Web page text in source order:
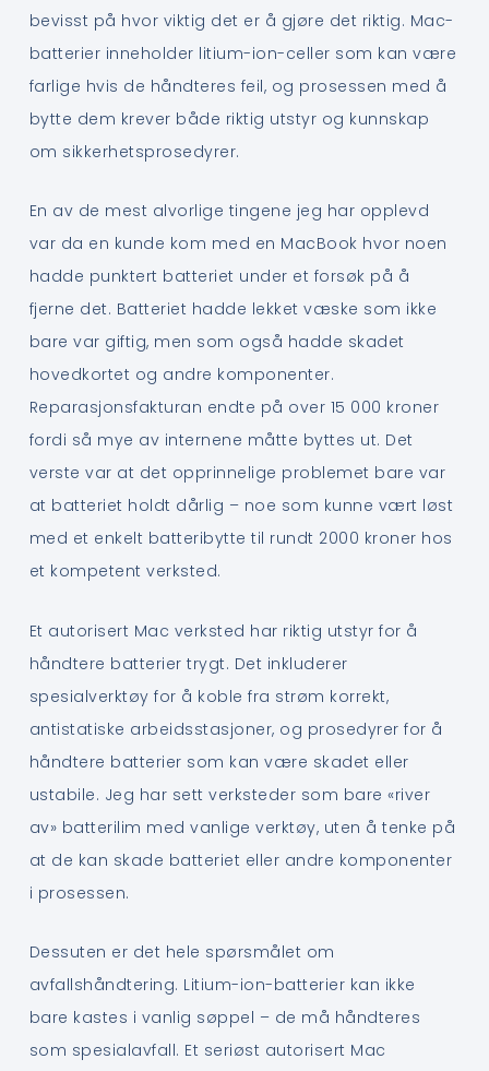
bevisst på hvor viktig det er å gjøre det riktig. Mac-
batterier inneholder litium-ion-celler som kan være
farlige hvis de håndteres feil, og prosessen med å
bytte dem krever både riktig utstyr og kunnskap
om sikkerhetsprosedyrer.
En av de mest alvorlige tingene jeg har opplevd
var da en kunde kom med en MacBook hvor noen
hadde punktert batteriet under et forsøk på å
fjerne det. Batteriet hadde lekket væske som ikke
bare var giftig, men som også hadde skadet
hovedkortet og andre komponenter.
Reparasjonsfakturan endte på over 15 000 kroner
fordi så mye av internene måtte byttes ut. Det
verste var at det opprinnelige problemet bare var
at batteriet holdt dårlig – noe som kunne vært løst
med et enkelt batteribytte til rundt 2000 kroner hos
et kompetent verksted.
Et autorisert Mac verksted har riktig utstyr for å
håndtere batterier trygt. Det inkluderer
spesialverktøy for å koble fra strøm korrekt,
antistatiske arbeidsstasjoner, og prosedyrer for å
håndtere batterier som kan være skadet eller
ustabile. Jeg har sett verksteder som bare «river
av» batterilim med vanlige verktøy, uten å tenke på
at de kan skade batteriet eller andre komponenter
i prosessen.
Dessuten er det hele spørsmålet om
avfallshåndtering. Litium-ion-batterier kan ikke
bare kastes i vanlig søppel – de må håndteres
som spesialavfall. Et seriøst autorisert Mac